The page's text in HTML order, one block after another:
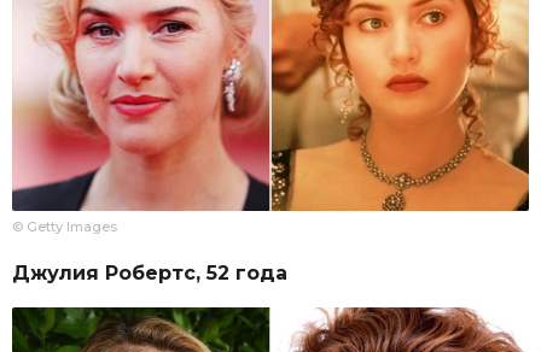
© Getty Images
Джулия Робертс, 52 года